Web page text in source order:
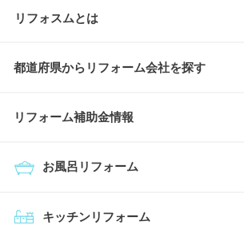
リフォスムとは
都道府県からリフォーム会社を探す
リフォーム補助金情報
キッチンリフォーム
お風呂リフォーム